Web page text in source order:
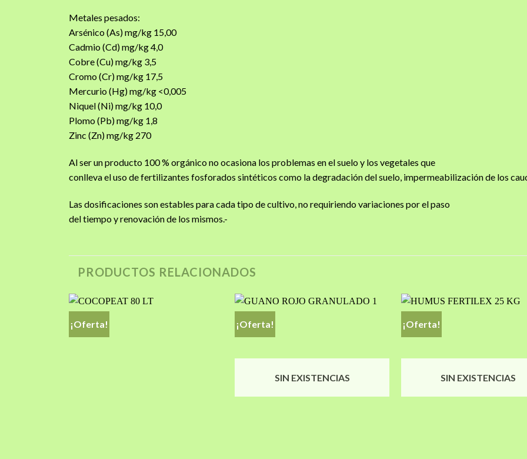
Metales pesados:
Arsénico (As) mg/kg 15,00
Cadmio (Cd) mg/kg 4,0
Cobre (Cu) mg/kg 3,5
Cromo (Cr) mg/kg 17,5
Mercurio (Hg) mg/kg <0,005
Niquel (Ni) mg/kg 10,0
Plomo (Pb) mg/kg 1,8
Zinc (Zn) mg/kg 270
Al ser un producto 100 % orgánico no ocasiona los problemas en el suelo y los vegetales que
conlleva el uso de fertilizantes fosforados sintéticos como la degradación del suelo, impermeabilización de los
Las dosificaciones son estables para cada tipo de cultivo, no requiriendo variaciones por el paso
del tiempo y renovación de los mismos.-
PRODUCTOS RELACIONADOS
¡Oferta! ¡Oferta!
SIN EXISTENCIAS
¡Oferta!
SIN EXISTENCIAS